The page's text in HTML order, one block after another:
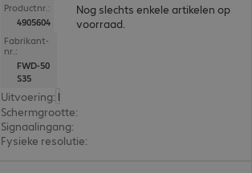
Productnr.:
4905604
Fabrikant-
nr.:
FWD-50
S35
Uitvoering: Europa
Schermgrootte:
Signaalingang:
Fysieke resolutie:
Nog slechts enkele artikelen op
voorraad.